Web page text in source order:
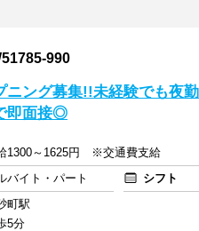
990
ニング募集!!未経験でも夜
即面接◎
1300～1625円 ※交通費支給
バイト・パート シフト
町駅
5分